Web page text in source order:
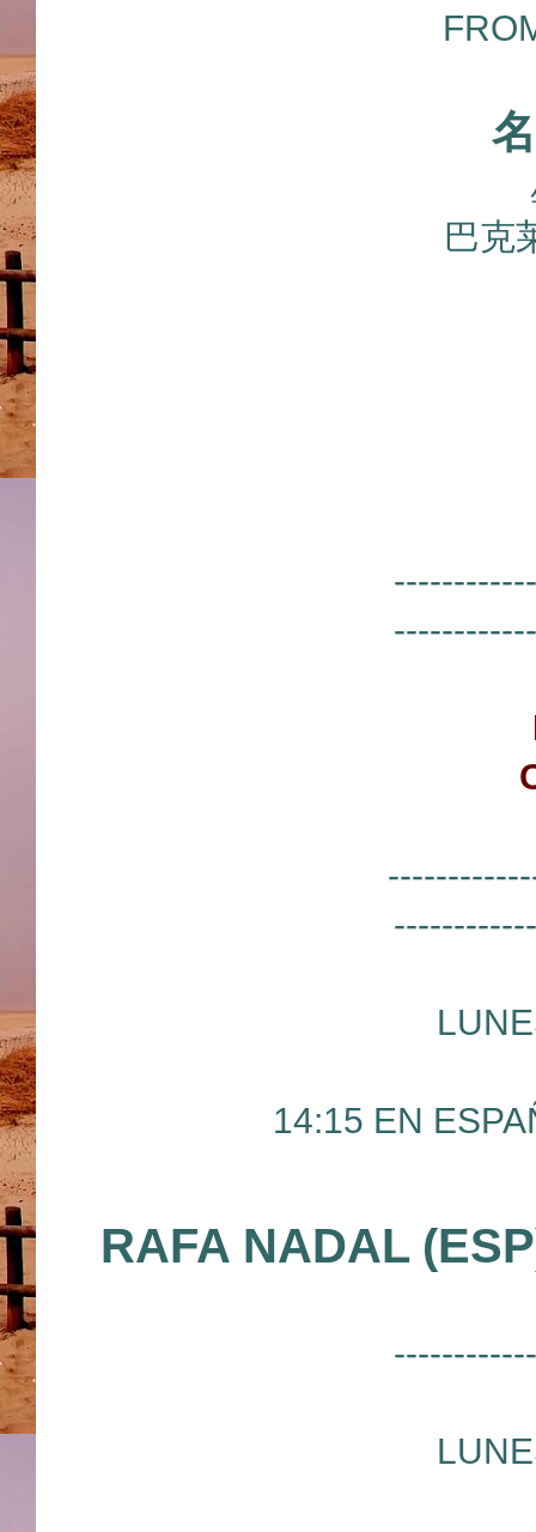
巴克
14:15 EN
RAFA NADAL